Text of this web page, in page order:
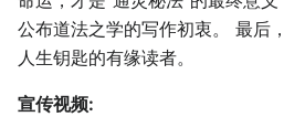
公布道法之学的写作初衷。 最后
人生钥匙的有缘读者。
宣传视频: